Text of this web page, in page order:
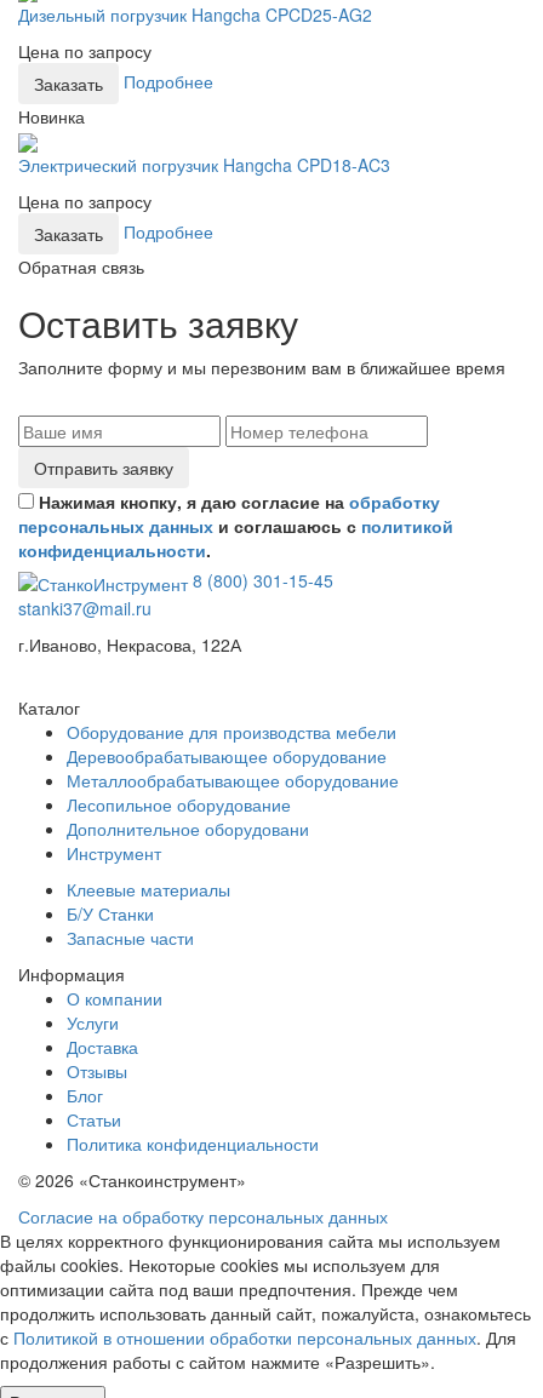
Дизельный погрузчик Hangcha CPCD25-AG2
Цена по запросу
Заказать
Подробнее
Новинка
Электрический погрузчик Hangcha CPD18-AC3
Цена по запросу
Заказать
Подробнее
Обратная связь
Оставить заявку
Заполните форму и мы перезвоним вам в ближайшее время
Отправить заявку
Нажимая кнопку, я даю согласие на обработку
персональных данных и соглашаюсь с политикой
конфиденциальности.
8 (800) 301-15-45
stanki37@mail.ru
г.Иваново, Некрасова, 122А
Каталог
Оборудование для производства мебели
Деревообрабатывающее оборудование
Металлообрабатывающее оборудование
Лесопильное оборудование
Дополнительное оборудовани
Инструмент
Клеевые материалы
Б/У Станки
Запасные части
Информация
О компании
Услуги
Доставка
Отзывы
Блог
Статьи
Политика конфиденциальности
© 2026 «Станкоинструмент»
Согласие на обработку персональных данных
В целях корректного функционирования сайта мы используем
файлы cookies. Некоторые cookies мы используем для
оптимизации сайта под ваши предпочтения. Прежде чем
продолжить использовать данный сайт, пожалуйста, ознакомьтесь
с Политикой в отношении обработки персональных данных. Для
продолжения работы с сайтом нажмите «Разрешить».